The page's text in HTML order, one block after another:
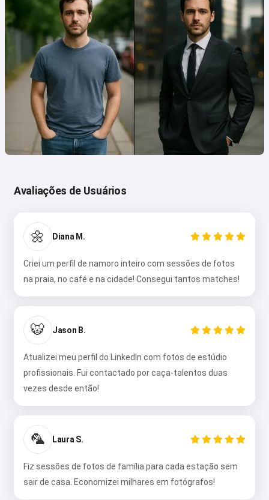
Avaliações de Usuários
🌼 Diana M.
Criei um perfil de namoro inteiro com sessões de fotos
na praia, no café e na cidade! Consegui tantos matches!
🐯 Jason B.
Atualizei meu perfil do LinkedIn com fotos de estúdio
profissionais. Fui contactado por caça-talentos duas
vezes desde então!
🦜 Laura S.
Fiz sessões de fotos de família para cada estação sem
sair de casa. Economizei milhares em fotógrafos!